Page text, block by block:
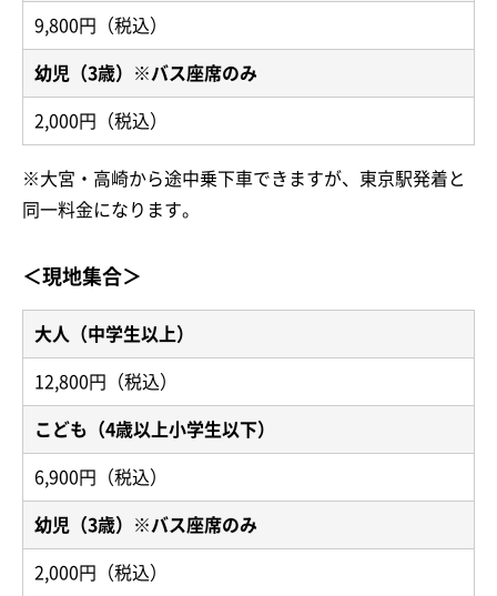
9,800円（税込）
幼児（3歳）※バス座席のみ
2,000円（税込）
※大宮・高崎から途中乗下車できますが、東京駅発着と
同一料金になります。
＜現地集合＞
大人（中学生以上）
12,800円（税込）
こども（4歳以上小学生以下）
6,900円（税込）
幼児（3歳）※バス座席のみ
2,000円（税込）